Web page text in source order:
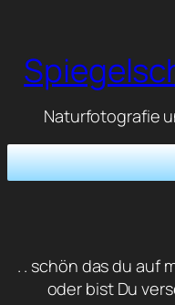
springen
Naturfotografie
. . schön das du auf
oder bist Du